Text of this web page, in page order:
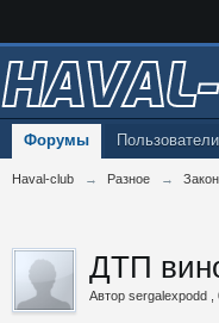
Форумы Пользователи
Haval-club → Разное →
ДТП
Автор sergalexpodd